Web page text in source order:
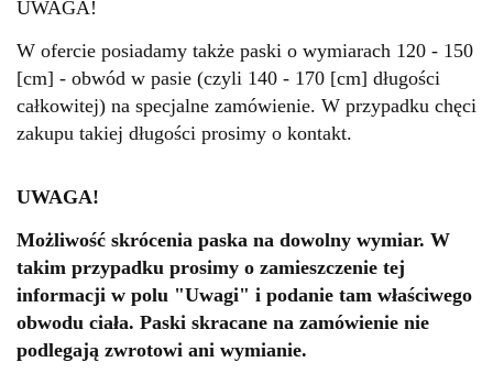
UWAGA!
W ofercie posiadamy także paski o wymiarach 120 - 150
[cm] - obwód w pasie (czyli 140 - 170 [cm] długości
całkowitej) na specjalne zamówienie. W przypadku chęci
zakupu takiej długości prosimy o kontakt.
UWAGA!
Możliwość skrócenia paska na dowolny wymiar. W
takim przypadku prosimy o zamieszczenie tej
informacji w polu "Uwagi" i podanie tam właściwego
obwodu ciała. Paski skracane na zamówienie nie
podlegają zwrotowi ani wymianie.